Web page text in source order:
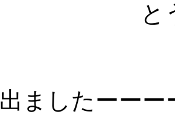
と
出ましたーーー